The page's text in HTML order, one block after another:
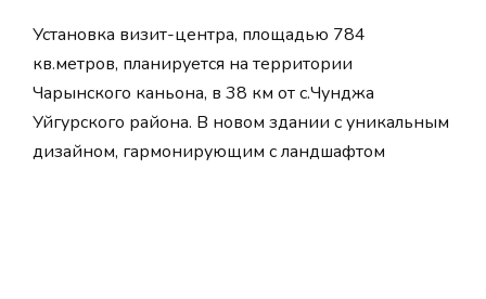
Установка визит-центра, площадью 784
кв.метров, планируется на территории
Чарынского каньона, в 38 км от с.Чунджа
Уйгурского района. В новом здании с уникальным
дизайном, гармонирующим с ландшафтом